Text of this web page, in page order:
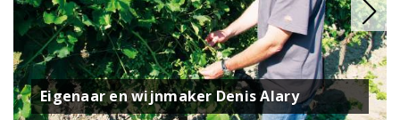
Eigenaar en wijnmaker Denis Alary